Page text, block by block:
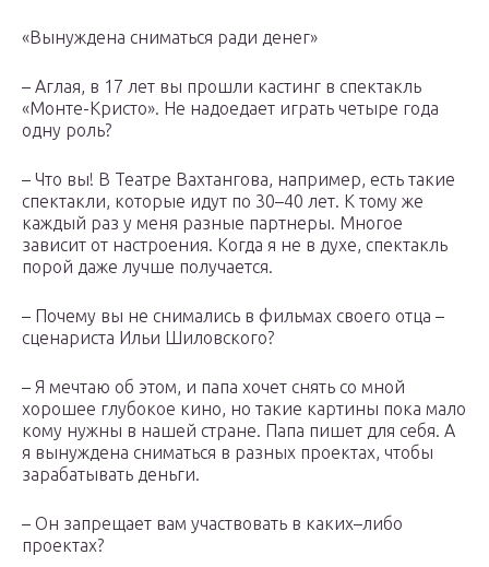
«Вынуждена сниматься ради денег»
– Аглая, в 17 лет вы прошли кастинг в спектакль
«Монте-Кристо». Не надоедает играть четыре года
одну роль?
– Что вы! В Театре Вахтангова, например, есть такие
спектакли, которые идут по 30–40 лет. К тому же
каждый раз у меня разные партнеры. Многое
зависит от настроения. Когда я не в духе, спектакль
порой даже лучше получается.
– Почему вы не снимались в фильмах своего отца –
сценариста Ильи Шиловского?
– Я мечтаю об этом, и папа хочет снять со мной
хорошее глубокое кино, но такие картины пока мало
кому нужны в нашей стране. Папа пишет для себя. А
я вынуждена сниматься в разных проектах, чтобы
зарабатывать деньги.
– Он запрещает вам участвовать в каких–либо
проектах?